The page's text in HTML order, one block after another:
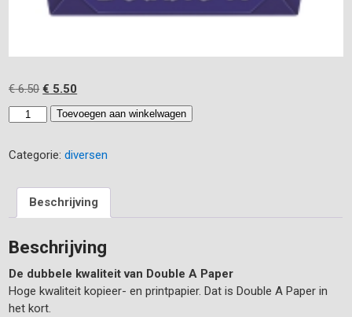
€6.50 Oorspronkelijke
prijs
was:
€ 5.50
prijs
is:
Printerpapier
A
aantal
Toevoegen aan winkelwagen
Categorie:diversen
Beschrijving
Beschrijving
De dubbele kwaliteit van Double A Paper
Hoge kwaliteit kopieer- en printpapier. Dat is Double A Paper in
het kort.